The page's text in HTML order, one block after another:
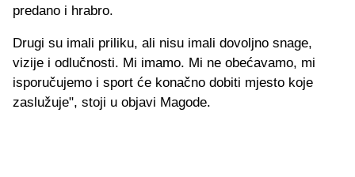
predano i hrabro.
Drugi su imali priliku, ali nisu imali dovoljno snage,
vizije i odlučnosti. Mi imamo. Mi ne obećavamo, mi
isporučujemo i sport će konačno dobiti mjesto koje
zaslužuje", stoji u objavi Magode.